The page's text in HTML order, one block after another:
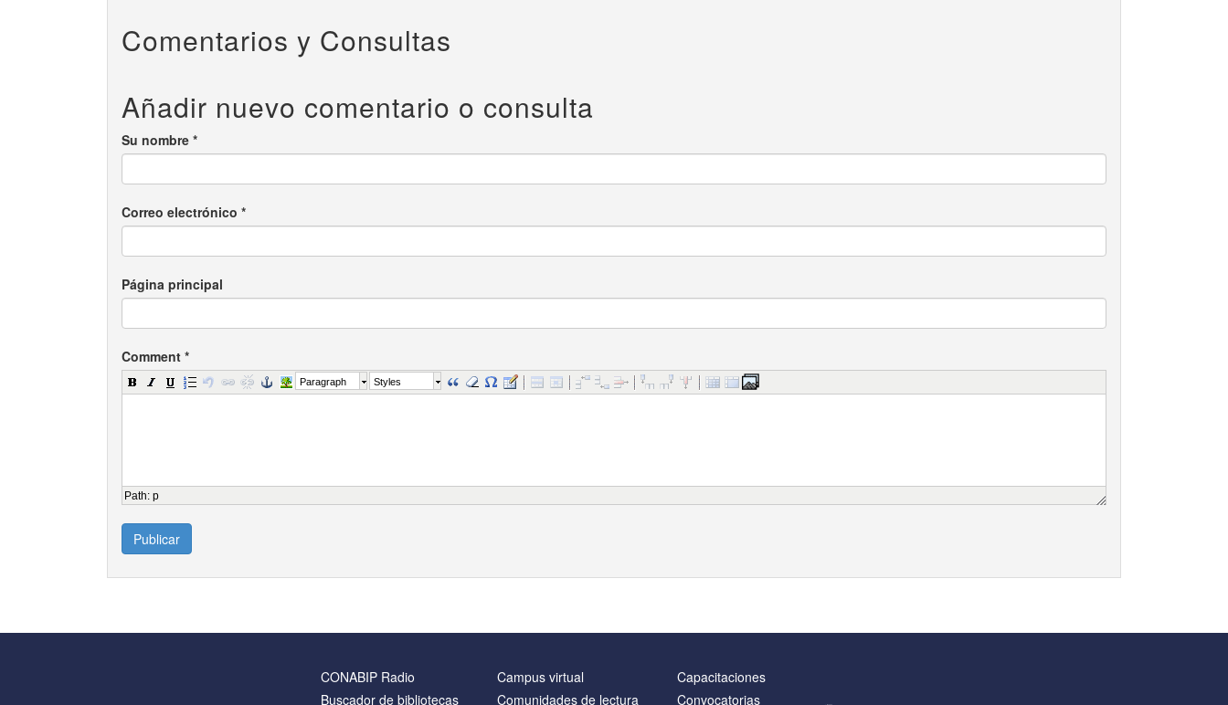
Comentarios y Consultas
Añadir nuevo comentario o consulta
Su nombre *
Correo electrónico *
Página principal
Comment *
Paragraph Styles
Path: p
Publicar
CONABIP Radio
Buscador de bibliotecas
Campus virtual
Comunidades de lectura
Capacitaciones
Convocatorias